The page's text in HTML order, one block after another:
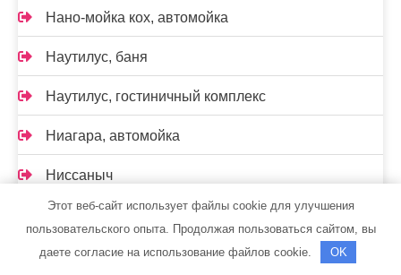
Нано-мойка кох, автомойка
Наутилус, баня
Наутилус, гостиничный комплекс
Ниагара, автомойка
Ниссаныч
Норд, сауна-баня
Оазис+, сауна
Этот веб-сайт использует файлы cookie для улучшения
пользовательского опыта. Продолжая пользоваться сайтом, вы
даете согласие на использование файлов cookie.
OK